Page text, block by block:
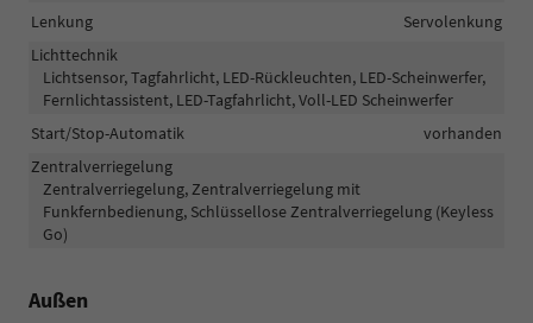
Lenkung
Servolenkung
Lichttechnik
Lichtsensor, Tagfahrlicht, LED-Rückleuchten, LED-Scheinwerfer,
Fernlichtassistent, LED-Tagfahrlicht, Voll-LED Scheinwerfer
Start/Stop-Automatik
vorhanden
Zentralverriegelung
Zentralverriegelung, Zentralverriegelung mit
Funkfernbedienung, Schlüssellose Zentralverriegelung (Keyless
Go)
Außen